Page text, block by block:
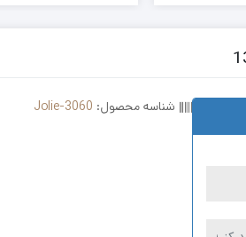
شناسه محصول: Jolie-3060